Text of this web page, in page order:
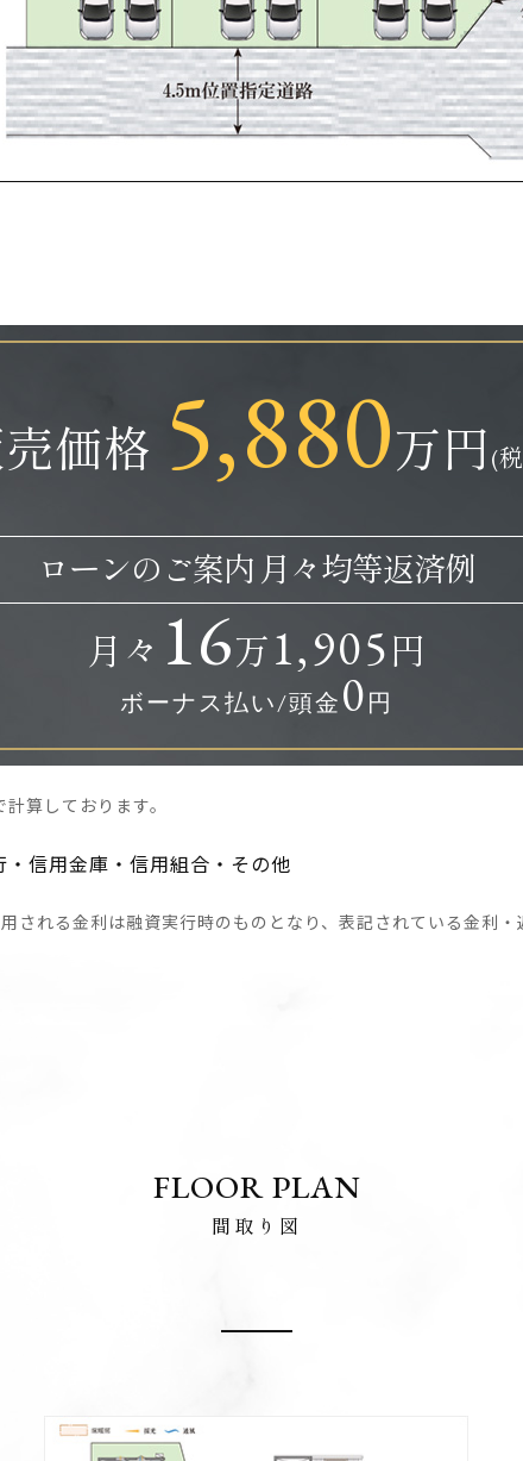
価格 5,880万円(
ローンのご案内 月々均等返済例
月々 16万1,905円
ボーナス払い/頭金0円
算しております。
・信用金庫・信用組合・その他
される金利は融資実行時のものとなり、表記されている金利
FLOOR PLAN
間取り図